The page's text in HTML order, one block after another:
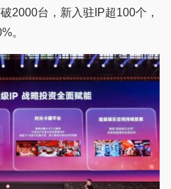
2000台，新入驻IP超100个，
。